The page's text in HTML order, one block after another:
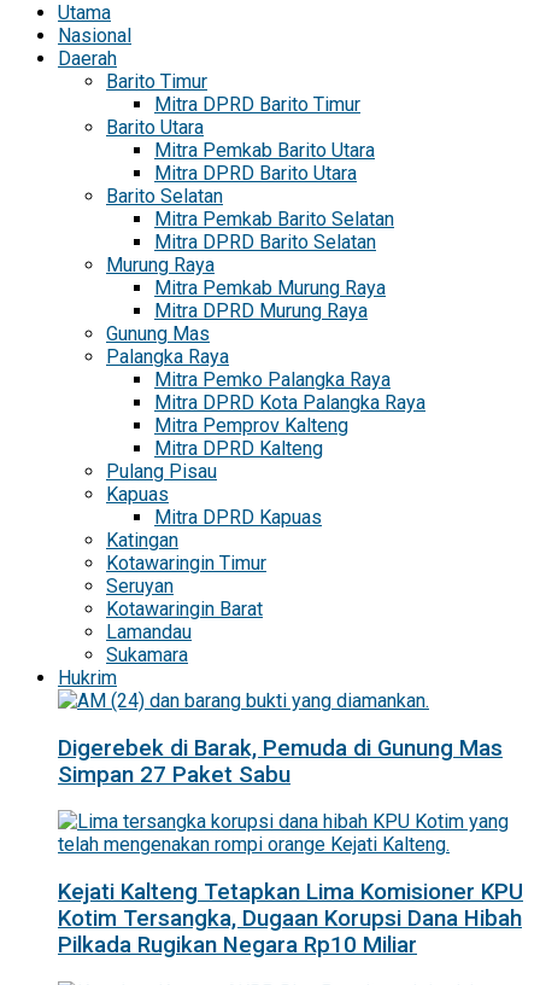
Utama
Nasional
Daerah
Barito Timur
Mitra DPRD Barito Timur
Barito Utara
Mitra Pemkab Barito Utara
Mitra DPRD Barito Utara
Barito Selatan
Mitra Pemkab Barito Selatan
Mitra DPRD Barito Selatan
Murung Raya
Mitra Pemkab Murung Raya
Mitra DPRD Murung Raya
Gunung Mas
Palangka Raya
Mitra Pemko Palangka Raya
Mitra DPRD Kota Palangka Raya
Mitra Pemprov Kalteng
Mitra DPRD Kalteng
Pulang Pisau
Kapuas
Mitra DPRD Kapuas
Katingan
Kotawaringin Timur
Seruyan
Kotawaringin Barat
Lamandau
Sukamara
Hukrim
Digerebek di Barak, Pemuda di Gunung Mas
Simpan 27 Paket Sabu
Kejati Kalteng Tetapkan Lima Komisioner KPU
Kotim Tersangka, Dugaan Korupsi Dana Hibah
Pilkada Rugikan Negara Rp10 Miliar